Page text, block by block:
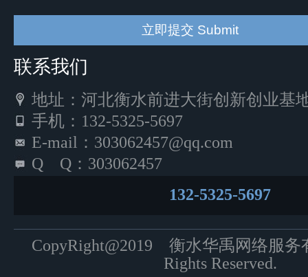
联系我们
地址：河北衡水前进大街创新创业基
手机：132-5325-5697
E-mail：303062457@qq.com
Q Q：303062457
132-5325-5697
CopyRight@2019 衡水华禹网络服
Rights Reserved.